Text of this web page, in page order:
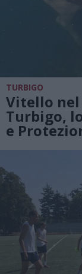
TURBIGO
Vitello
Turbigo,
e